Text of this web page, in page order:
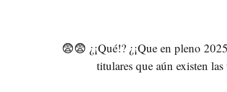
😨😨 ¿¡Qué!? ¿¡Que en pleno
titulares que aún existen